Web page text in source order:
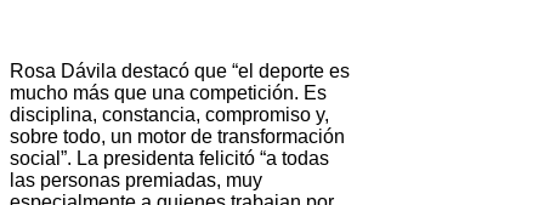
Rosa Dávila destacó que “el deporte es
mucho más que una competición. Es
disciplina, constancia, compromiso y,
sobre todo, un motor de transformación
social”. La presidenta felicitó “a todas
las personas premiadas, muy